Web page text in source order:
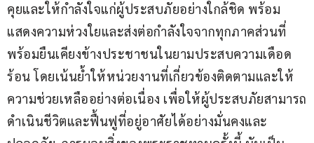
คุยและให้กำลังใจแก่ผู้ประสบภัยอย่างใกล้ชิด พร้อม
แสดงความห่วงใยและส่งต่อกำลังใจจากทุกภาคส่วนที่
พร้อมยืนเคียงข้างประชาชนในยามประสบความเดือด
ร้อน โดยเน้นย้ำให้หน่วยงานที่เกี่ยวข้องติดตามและให้
ความช่วยเหลืออย่างต่อเนื่อง เพื่อให้ผู้ประสบภัยสามารถ
ดำเนินชีวิตและฟื้นฟูที่อยู่อาศัยได้อย่างมั่นคงและ